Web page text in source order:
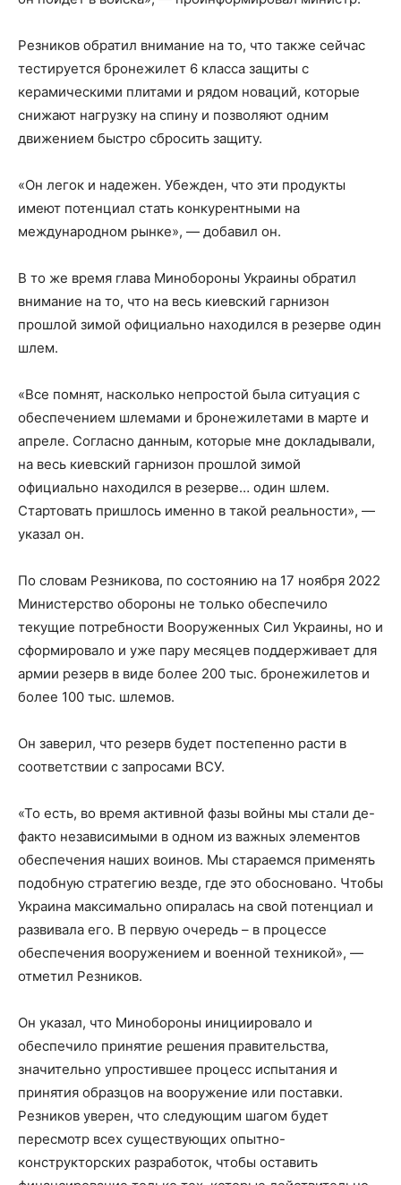
Резников обратил внимание на то, что также сейчас
тестируется бронежилет 6 класса защиты с
керамическими плитами и рядом новаций, которые
снижают нагрузку на спину и позволяют одним
движением быстро сбросить защиту.
«Он легок и надежен. Убежден, что эти продукты
имеют потенциал стать конкурентными на
международном рынке», — добавил он.
В то же время глава Минобороны Украины обратил
внимание на то, что на весь киевский гарнизон
прошлой зимой официально находился в резерве один
шлем.
«Все помнят, насколько непростой была ситуация с
обеспечением шлемами и бронежилетами в марте и
апреле. Согласно данным, которые мне докладывали,
на весь киевский гарнизон прошлой зимой
официально находился в резерве… один шлем.
Стартовать пришлось именно в такой реальности», —
указал он.
По словам Резникова, по состоянию на 17 ноября 2022
Министерство обороны не только обеспечило
текущие потребности Вооруженных Сил Украины, но и
сформировало и уже пару месяцев поддерживает для
армии резерв в виде более 200 тыс. бронежилетов и
более 100 тыс. шлемов.
Он заверил, что резерв будет постепенно расти в
соответствии с запросами ВСУ.
«То есть, во время активной фазы войны мы стали де-
факто независимыми в одном из важных элементов
обеспечения наших воинов. Мы стараемся применять
подобную стратегию везде, где это обосновано. Чтобы
Украина максимально опиралась на свой потенциал и
развивала его. В первую очередь – в процессе
обеспечения вооружением и военной техникой», —
отметил Резников.
Он указал, что Минобороны инициировало и
обеспечило принятие решения правительства,
значительно упростившее процесс испытания и
принятия образцов на вооружение или поставки.
Резников уверен, что следующим шагом будет
пересмотр всех существующих опытно-
конструкторских разработок, чтобы оставить